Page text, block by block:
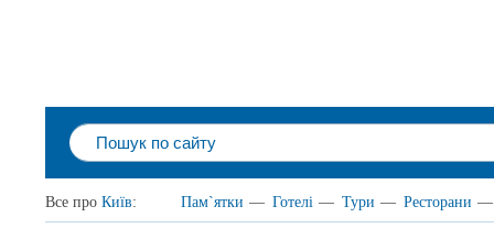
Все про Київ: Пам`ятки — Готелі — Тури — Ресторани —